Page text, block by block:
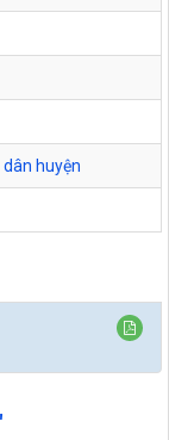
dân huyện